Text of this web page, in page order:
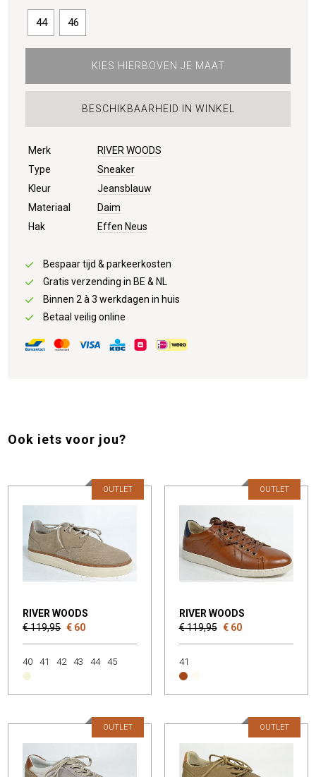
44 46
KIES HIERBOVEN JE MAAT
BESCHIKBAARHEID IN WINKEL
Merk
RIVER WOODS
Type
Sneaker
Kleur
Jeansblauw
Materiaal
Daim
Hak
Effen Neus
Bespaar tijd & parkeerkosten
Gratis verzending in BE & NL
Binnen 2 à 3 werkdagen in huis
Betaal veilig online
Ook iets voor jou?
RIVER WOODS
€ 119,95 € 60
OUTLET
40 41 42 43 44 45
RIVER WOODS
€ 119,95 € 60
OUTLET
41
OUTLET OUTLET